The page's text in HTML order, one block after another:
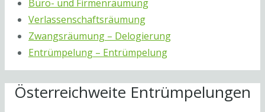
Büro- und Firmenräumung
Verlassenschaftsräumung
Zwangsräumung – Delogierung
Entrümpelung – Entrümpelung
Österreichweite Entrümpelungen